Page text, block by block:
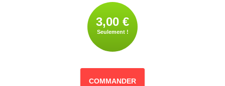
3,00 €
Seulement !
COMMANDER